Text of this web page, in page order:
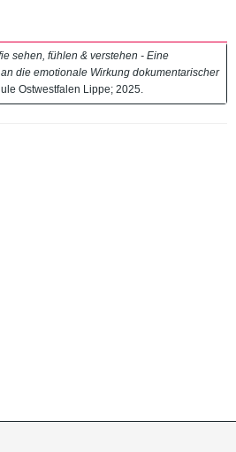
sehen, fühlen & verstehen - Eine
die emotionale Wirkung dokumentarischer
Ostwestfalen Lippe; 2025.